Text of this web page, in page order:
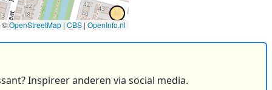
©OpenStreetMap | CBS | OpenInfo.nl
Inspireer anderen via social media.